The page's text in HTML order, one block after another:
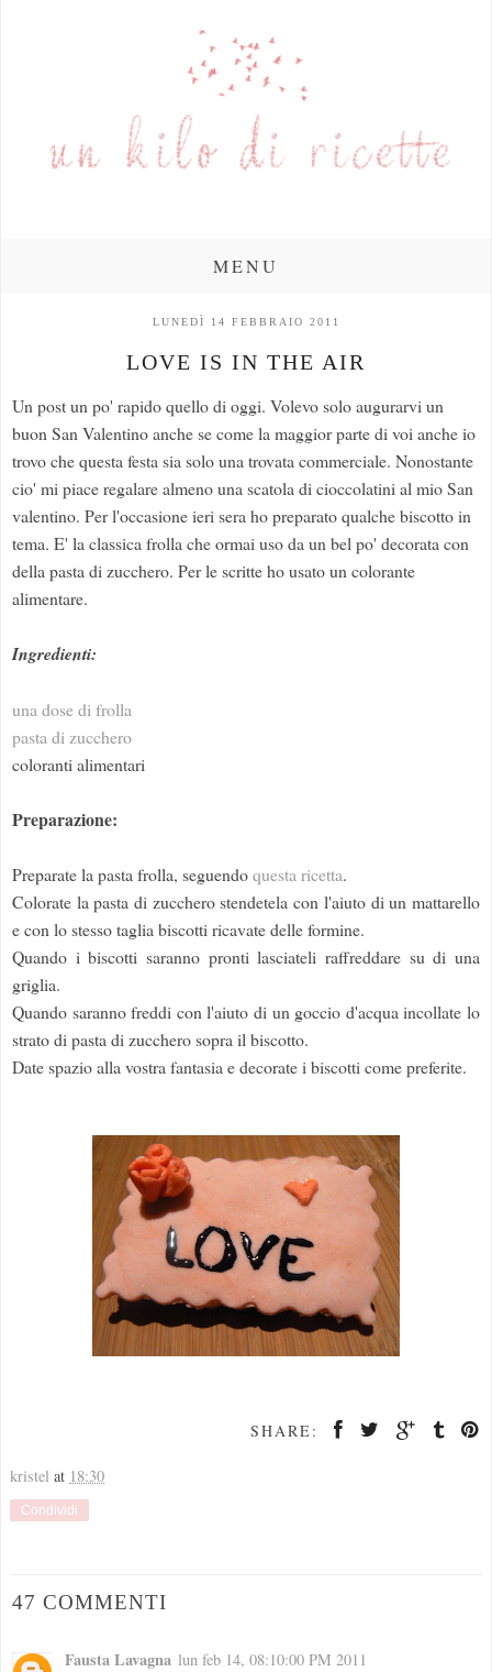
MENU
LUNEDÌ 14 FEBBRAIO 2011
LOVE IS IN THE AIR
Un post un po' rapido quello di oggi. Volevo solo augurarvi un
buon San Valentino anche se come la maggior parte di voi anche io
trovo che questa festa sia solo una trovata commerciale. Nonostante
cio' mi piace regalare almeno una scatola di cioccolatini al mio San
valentino. Per l'occasione ieri sera ho preparato qualche biscotto in
tema. E' la classica frolla che ormai uso da un bel po' decorata con
della pasta di zucchero. Per le scritte ho usato un colorante
alimentare.
Ingredienti:
una dose di frolla
pasta di zucchero
coloranti alimentari
Preparazione:
Preparate la pasta frolla, seguendoquesta ricetta.
Colorate la pasta di zucchero stendetela con l'aiuto di un mattarello
e con lo stesso taglia biscotti ricavate delle formine.
Quando i biscotti saranno pronti lasciateli raffreddare su di una
griglia.
Quando saranno freddi con l'aiuto di un goccio d'acqua incollate lo
strato di pasta di zucchero sopra il biscotto.
Date spazio alla vostra fantasia e decorate i biscotti come preferite.
SHARE:
kristel at 18:30
Condividi
47 COMMENTI
Fausta Lavagna lun feb 14, 08:10:00 PM 2011